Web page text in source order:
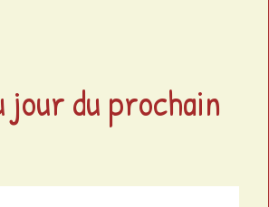
jour du prochain